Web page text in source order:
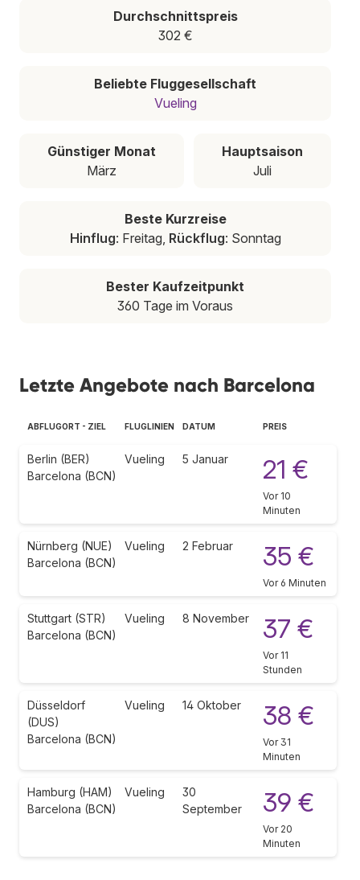
Durchschnittspreis
302 €
Beliebte Fluggesellschaft
Vueling
Günstiger Monat
März
Hauptsaison
Juli
Beste Kurzreise
Hinflug: Freitag, Rückflug: Sonntag
Bester Kaufzeitpunkt
360 Tage im Voraus
Letzte Angebote nach Barcelona
ABFLUGORT - ZIEL FLUGLINIEN DATUM PREIS
Berlin (BER)
Barcelona (BCN)
Vueling 5 Januar 21 €
Vor 10
Minuten
Nürnberg (NUE)
Barcelona (BCN)
Vueling 2 Februar 35 €
Vor 6 Minuten
Stuttgart (STR)
Barcelona (BCN)
Vueling 8 November 37 €
Vor 11
Stunden
Düsseldorf
(DUS)
Barcelona (BCN)
Vueling 14 Oktober 38 €
Vor 31
Minuten
Hamburg (HAM)
Barcelona (BCN)
Vueling
30
September
39 €
Vor 20
Minuten